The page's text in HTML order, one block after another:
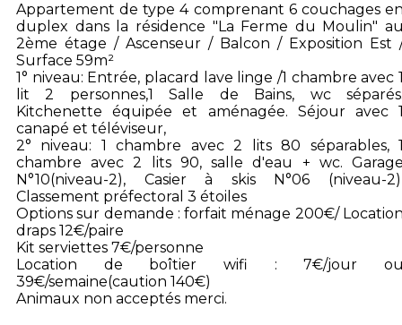
Appartement de type 4 comprenant 6 couchages
duplex dans la résidence "La Ferme du Moulin"
2ème étage / Ascenseur / Balcon / Exposition Est
Surface 59m²
1° niveau: Entrée, placard lave linge /1 chambre avec
lit 2 personnes,1 Salle de Bains, wc
Kitchenette équipée et aménagée. Séjour avec
canapé et téléviseur,
2° niveau: 1 chambre avec 2 lits 80 séparables,
chambre avec 2 lits 90, salle d'eau + wc.
N°10(niveau-2), Casier à skis N°06 (niveau-
Classement préfectoral 3 étoiles
Options sur demande : forfait ménage 200€/
draps 12€/paire
Kit serviettes 7€/personne
Location de boîtier wifi : 7€/jour
39€/semaine(caution 140€)
Animaux non acceptés merci.